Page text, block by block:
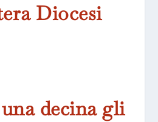
Diocesi
decina gli